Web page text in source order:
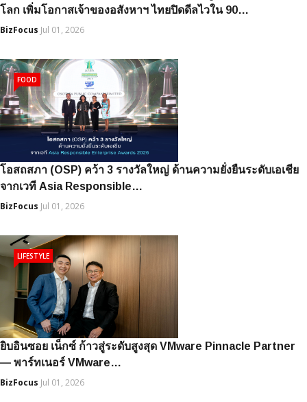
โลก เพิ่มโอกาสเจ้าของอสังหาฯ ไทยปิดดีลไวใน 90…
BizFocus Jul 01, 2026
โอสถสภา (OSP) คว้า 3 รางวัลใหญ่ ด้านความยั่งยืนระดับเอเชีย
จากเวที Asia Responsible…
BizFocus Jul 01, 2026
FOOD
ยิบอินซอย เน็กซ์ ก้าวสู่ระดับสูงสุด VMware Pinnacle Partner
— พาร์ทเนอร์ VMware…
BizFocus Jul 01, 2026
LIFESTYLE